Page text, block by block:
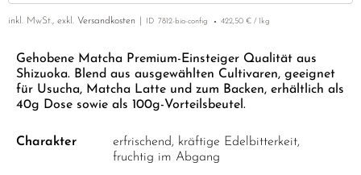
SETS & GIFTS
Gehobene Matcha Premium-Einsteiger Qualität aus
Shizuoka. Blend aus ausgewählten Cultivaren, geeignet
für Usucha, Matcha Latte und zum Backen, erhältlich als
40g Dose sowie als 100g-Vorteilsbeutel.
Charakter
erfrischend, kräftige Edelbitterkeit,
fruchtig im Abgang
inkl. MwSt., exkl. Versandkosten ID 7812-bio-config 422,50 € / 1kg